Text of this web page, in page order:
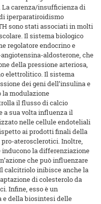
carenza/insufficienza di
iperparatiroidismo
sono stati associati in molti
Il sistema biologico
regolatore endocrino e
aldosterone, che
della pressione arteriosa,
elettrolitico. Il sistema
dei geni dell’insulina e
la modulazione
il flusso di calcio
a sua volta influenza il
nelle cellule endoteliali
ai prodotti finali della
aterosclerotici. Inoltre,
inducono la differenziazione
che può influenzare
calcitriolo inibisce anche la
di colesterolo da
Infine, esso è un
della biosintesi delle